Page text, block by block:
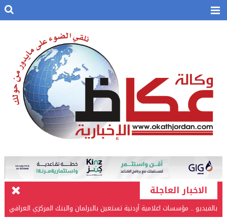
الاخبار العاجلة
بالفيديو .. مؤسسات اعلامية أردنية تستعين بالبرلمان والبنك المركزي العراقي